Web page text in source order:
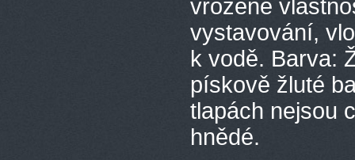
vrozené
vystavování,
k vodě. Barva:
pískově žluté
tlapách nejsou
hnědé.